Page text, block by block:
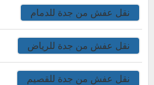
نقل عفش من جدة للدمام
نقل عفش من جدة للرياض
نقل عفش من جدة للقصيم